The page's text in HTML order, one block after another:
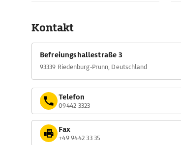
Kontakt
Befreiungshallestraße 3
93339 Riedenburg-Prunn, Deutschland
Telefon
09442 3323
Fax
+49 9442 33 35